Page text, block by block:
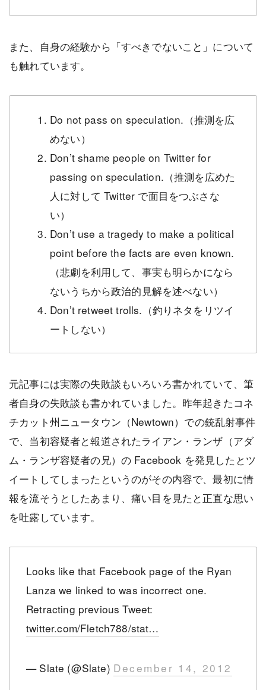
また、自身の経験から「すべきでないこと」について
も触れています。
Do not pass on speculation.（推測を広
めない）
Don’t shame people on Twitter for
passing on speculation.（推測を広めた
人に対して Twitter で面目をつぶさな
い）
Don’t use a tragedy to make a political
point before the facts are even known.
（悲劇を利用して、事実も明らかになら
ないうちから政治的見解を述べない）
Don’t retweet trolls.（釣りネタをリツイ
ートしない）
元記事には実際の失敗談もいろいろ書かれていて、筆
者自身の失敗談も書かれていました。昨年起きたコネ
チカット州ニュータウン（Newtown）での銃乱射事件
で、当初容疑者と報道されたライアン・ランザ（アダ
ム・ランザ容疑者の兄）の Facebook を発見したとツ
イートしてしまったというのがその内容で、最初に情
報を流そうとしたあまり、痛い目を見たと正直な思い
を吐露しています。
Looks like that Facebook page of the Ryan
Lanza we linked to was incorrect one.
Retracting previous Tweet:
twitter.com/Fletch788/stat…
— Slate (@Slate) December 14, 2012